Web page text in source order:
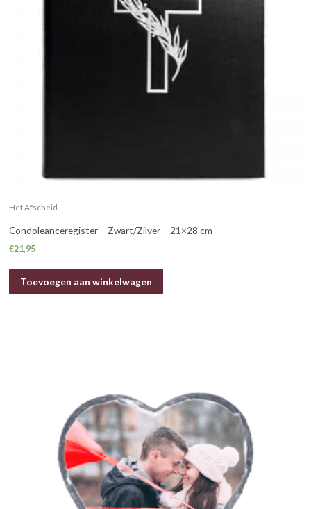
Het Afscheid
Condoleanceregister – Zwart/Zilver – 21×28 cm
€21,95
Toevoegen aan winkelwagen